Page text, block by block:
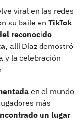
viral en las redes
su baile en TikTok
reconocido
allí Díaz demostró
y la celebración
en el mundo
más
un lugar